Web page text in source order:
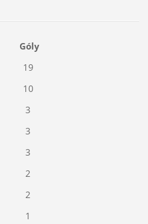
Góly
19
10
3
3
3
2
2
1